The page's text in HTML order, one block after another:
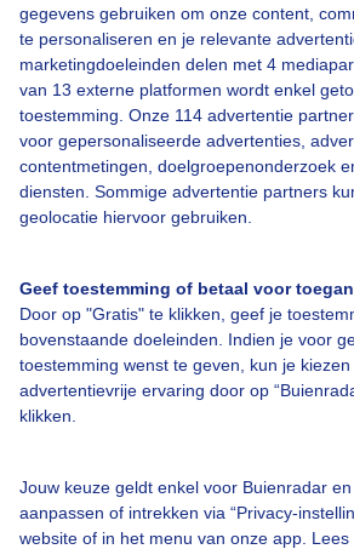
gegevens gebruiken om onze content,
te personaliseren en je relevante
marketingdoeleinden delen met 4
van 13 externe platformen wordt enkel
toestemming. Onze 114 advertentie
voor gepersonaliseerde advertenties,
contentmetingen, doelgroepenonderzoek
diensten. Sommige advertentie partners
geolocatie hiervoor gebruiken.
Geef toestemming of betaal voor
Door op "Gratis" te klikken, geef je
bovenstaande doeleinden. Indien je voor
toestemming wenst te geven, kun je
advertentievrije ervaring door op
klikken.
Jouw keuze geldt enkel voor Buienradar
aanpassen of intrekken via “Privacy-
website of in het menu van onze app.
Bekijk de kaart
Grondtemperatuur
Bekijk de kaart
Minimumgrondtemp.